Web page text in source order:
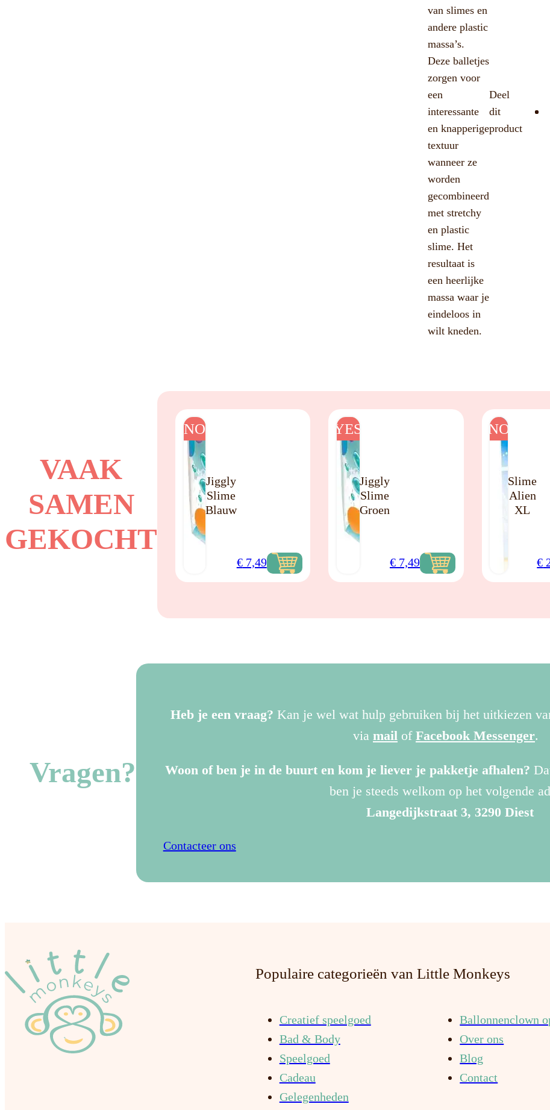
van slimes en
andere plastic
massa’s.
Deze balletjes
zorgen voor
een
interessante
en knapperige
textuur
wanneer ze
worden
gecombineerd
met stretchy
en plastic
slime. Het
resultaat is
een heerlijke
massa waar je
eindeloos in
wilt kneden.
Deel
dit
product
VAAK
SAMEN
GEKOCHT
NO
Jiggly
Slime
Blauw
€7,49
YES
Jiggly
Slime
Groen
€ 7,49
NO
Slime
Alien
XL
€
Vragen?
Heb je een vraag? Kan je wel wat hulp gebruiken bij het uitkiezen
via mail of Facebook Messenger.
Woon of ben je in de buurt en kom je liever je pakketje afhalen?
ben je steeds welkom op het volgende
Langedijkstraat 3, 3290 Diest
Contacteer ons
Populaire categorieën van Little Monkeys
Creatief speelgoed
Bad & Body
Speelgoed
Cadeau
Gelegenheden
Ballonnenclown
Over ons
Blog
Contact